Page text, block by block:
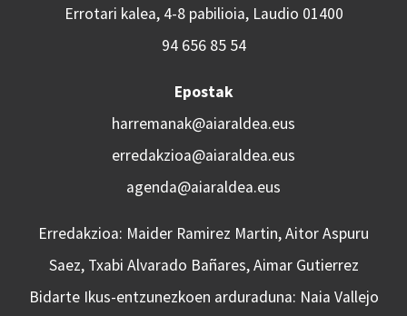
Errotari kalea, 4-8 pabilioia, Laudio 01400
94 656 85 54
Epostak
harremanak@aiaraldea.eus
erredakzioa@aiaraldea.eus
agenda@aiaraldea.eus
Erredakzioa: Maider Ramirez Martin, Aitor Aspuru
Saez, Txabi Alvarado Bañares, Aimar Gutierrez
Bidarte Ikus-entzunezkoen arduraduna: Naia Vallejo